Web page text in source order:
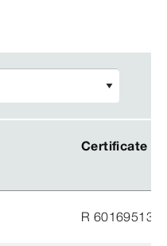
Certificate
Certificate
R 60169513